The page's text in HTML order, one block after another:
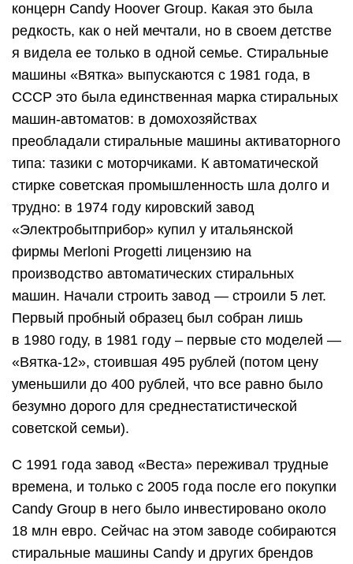
концерн Candy Hoover Group. Какая это была
редкость, как о ней мечтали, но в своем детстве
я видела ее только в одной семье. Стиральные
машины «Вятка» выпускаются с 1981 года, в
СССР это была единственная марка стиральных
машин-автоматов: в домохозяйствах
преобладали стиральные машины активаторного
типа: тазики с моторчиками. К автоматической
стирке советская промышленность шла долго и
трудно: в 1974 году кировский завод
«Электробытприбор» купил у итальянской
фирмы Merloni Progetti лицензию на
производство автоматических стиральных
машин. Начали строить завод — строили 5 лет.
Первый пробный образец был собран лишь
в 1980 году, в 1981 году – первые сто моделей —
«Вятка-12», стоившая 495 рублей (потом цену
уменьшили до 400 рублей, что все равно было
безумно дорого для среднестатистической
советской семьи).
С 1991 года завод «Веста» переживал трудные
времена, и только с 2005 года после его покупки
Candy Group в него было инвестировано около
18 млн евро. Сейчас на этом заводе собираются
стиральные машины Candy и других брендов